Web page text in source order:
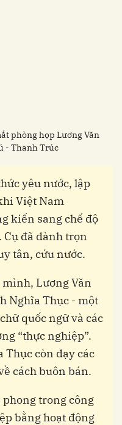
phòng họp Lương Văn
- Thanh Trúc
yêu nước, lập
Việt Nam
kiến sang chế độ
đã dành trọn
tân, cứu nước.
mình, Lương Văn
Nghĩa Thục - một
quốc ngữ và các
“thực nghiệp”.
còn dạy các
cách buôn bán.
phong trong công
bằng hoạt động